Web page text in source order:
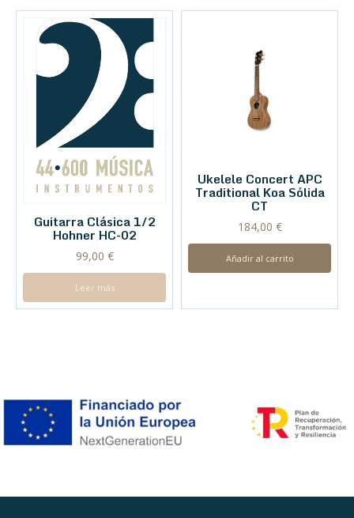
Guitarra Clásica 1/2
Hohner HC-02
99,00 €
Leer más
Ukelele Concert APC
Traditional Koa Sólida
CT
184,00 €
Añadir al carrito